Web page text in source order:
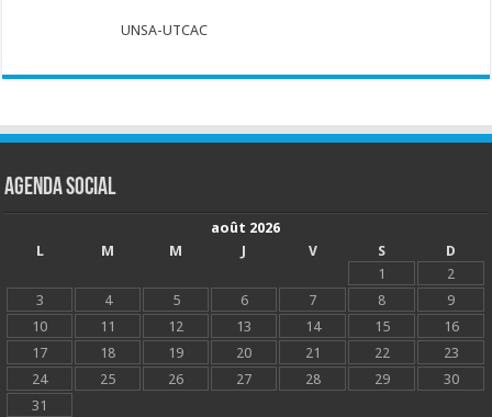
UNSA-UTCAC
Agenda social
août 2026
L
M M J V S
D
1
2
3
4 5 6 7 8
9
10
11 12 13 14 15
16
17
18 19 20 21 22
23
24
25 26 27 28 29
30
31